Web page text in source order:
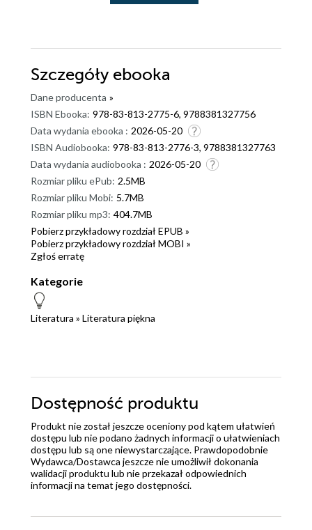
Szczegóły ebooka
Dane producenta »
ISBN Ebooka: 978-83-813-2775-6, 9788381327756
Data wydania ebooka : 2026-05-20
ISBN Audiobooka: 978-83-813-2776-3, 9788381327763
Data wydania audiobooka : 2026-05-20
Rozmiar pliku ePub: 2.5MB
Rozmiar pliku Mobi: 5.7MB
Rozmiar pliku mp3: 404.7MB
Pobierz przykładowy rozdział EPUB »
Pobierz przykładowy rozdział MOBI »
Zgłoś erratę
Kategorie
Literatura » Literatura piękna
Dostępność produktu
Produkt nie został jeszcze oceniony pod kątem ułatwień
dostępu lub nie podano żadnych informacji o ułatwieniach
dostępu lub są one niewystarczające. Prawdopodobnie
Wydawca/Dostawca jeszcze nie umożliwił dokonania
walidacji produktu lub nie przekazał odpowiednich
informacji na temat jego dostępności.